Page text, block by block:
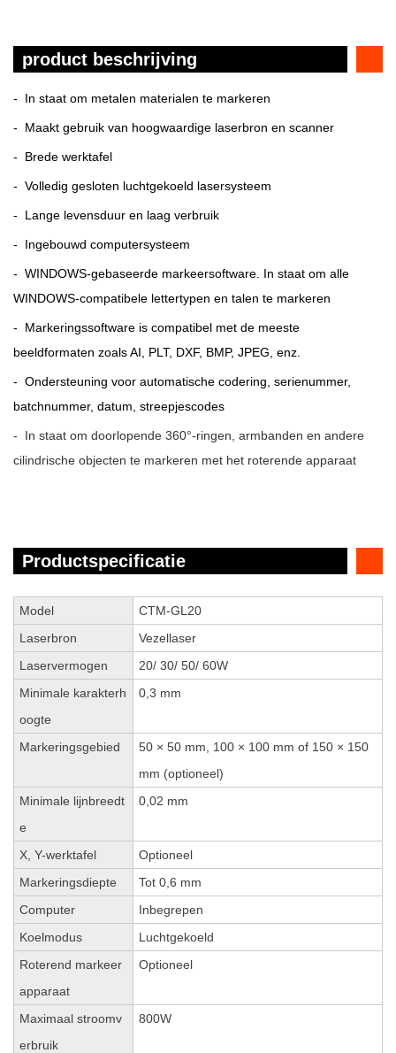
product beschrijving
- In staat om metalen materialen te markeren
- Maakt gebruik van hoogwaardige laserbron en scanner
- Brede werktafel
- Volledig gesloten luchtgekoeld lasersysteem
- Lange levensduur en laag verbruik
- Ingebouwd computersysteem
- WINDOWS-gebaseerde markeersoftware. In staat om alle
WINDOWS-compatibele lettertypen en talen te markeren
- Markeringssoftware is compatibel met de meeste
beeldformaten zoals AI, PLT, DXF, BMP, JPEG, enz.
- Ondersteuning voor automatische codering, serienummer,
batchnummer, datum, streepjescodes
- In staat om doorlopende 360°-ringen, armbanden en andere
cilindrische objecten te markeren met het roterende apparaat
Productspecificatie
Model
CTM-GL20
Laserbron
Vezellaser
Laservermogen
20/ 30/ 50/ 60W
Minimale karakterh
oogte
0,3 mm
Markeringsgebied
50 × 50 mm, 100 × 100 mm of 150 × 150
mm (optioneel)
Minimale lijnbreedt
e
0,02 mm
X, Y-werktafel
Optioneel
Markeringsdiepte
Tot 0,6 mm
Computer
Inbegrepen
Koelmodus
Luchtgekoeld
Roterend markeer
apparaat
Optioneel
Maximaal stroomv
erbruik
800W